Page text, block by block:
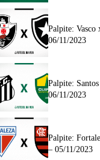
Palpite:
06/11/2023
Palpite:
06/11/2023
Palpite:
– 05/11/2023